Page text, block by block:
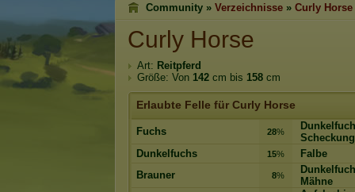
Community » Verzeichnisse » Curly Horse
Curly Horse
Art: Reitpferd
Größe: Von 142 cm bis 158 cm
Erlaubte Felle für Curly Horse
Fuchs 28%
Scheckung
Dunkelfuchs
15%
Falbe
Brauner
8%
Mähne